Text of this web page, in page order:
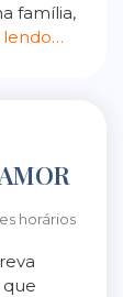
família,
horários
que